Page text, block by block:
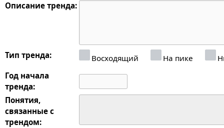
Описание тренда:
Тип тренда: Восходящий На пике
Год начала
тренда:
Понятия,
связанные с
трендом: